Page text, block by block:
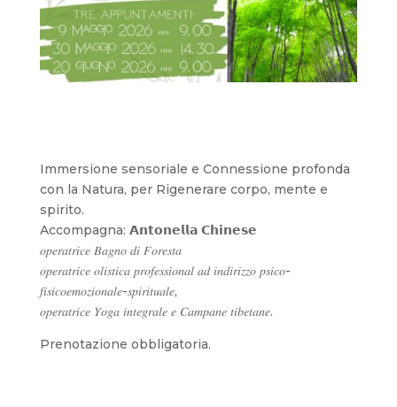
Immersione sensoriale e Connessione profonda
con la Natura, per Rigenerare corpo, mente e
spirito.
Accompagna: 𝗔𝗻𝘁𝗼𝗻𝗲𝗹𝗹𝗮 𝗖𝗵𝗶𝗻𝗲𝘀𝗲
𝑜𝑝𝑒𝑟𝑎𝑡𝑟𝑖𝑐𝑒 𝐵𝑎𝑔𝑛𝑜 𝑑𝑖 𝐹𝑜𝑟𝑒𝑠𝑡𝑎
𝑜𝑝𝑒𝑟𝑎𝑡𝑟𝑖𝑐𝑒 𝑜𝑙𝑖𝑠𝑡𝑖𝑐𝑎 𝑝𝑟𝑜𝑓𝑒𝑠𝑠𝑖𝑜𝑛𝑎𝑙 𝑎𝑑 𝑖𝑛𝑑𝑖𝑟𝑖𝑧𝑧𝑜 𝑝𝑠𝑖𝑐𝑜-
𝑓𝑖𝑠𝑖𝑐𝑜𝑒𝑚𝑜𝑧𝑖𝑜𝑛𝑎𝑙𝑒-𝑠𝑝𝑖𝑟𝑖𝑡𝑢𝑎𝑙𝑒,
𝑜𝑝𝑒𝑟𝑎𝑡𝑟𝑖𝑐𝑒 𝑌𝑜𝑔𝑎 𝑖𝑛𝑡𝑒𝑔𝑟𝑎𝑙𝑒 𝑒 𝐶𝑎𝑚𝑝𝑎𝑛𝑒 𝑡𝑖𝑏𝑒𝑡𝑎𝑛𝑒.
Prenotazione obbligatoria.